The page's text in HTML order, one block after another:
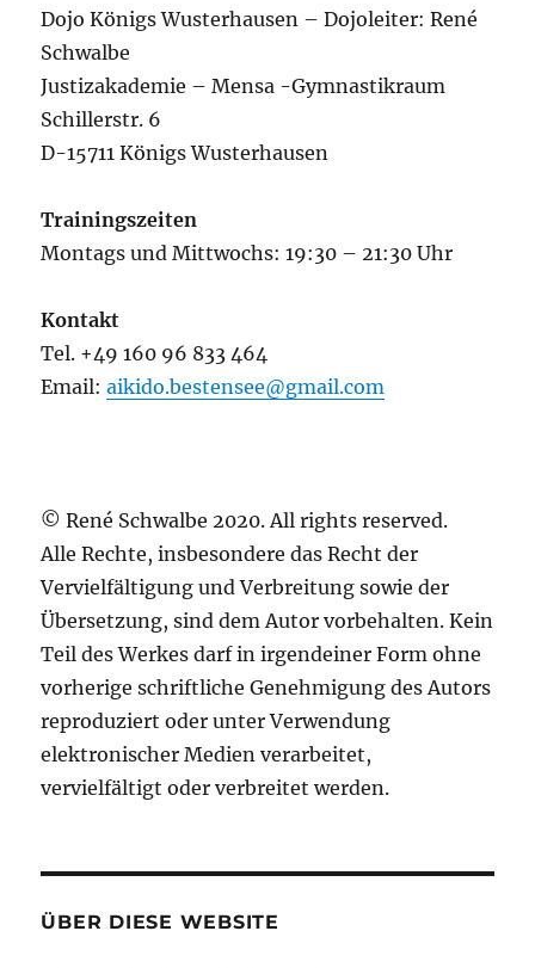
Dojo Königs Wusterhausen – Dojoleiter: René
Schwalbe
Justizakademie – Mensa -Gymnastikraum
Schillerstr. 6
D-15711 Königs Wusterhausen
Trainingszeiten
Montags und Mittwochs: 19:30 – 21:30 Uhr
Kontakt
Tel. +49 160 96 833 464
Email:aikido.bestensee@gmail.com
© René Schwalbe 2020. All rights reserved.
Alle Rechte, insbesondere das Recht der
Vervielfältigung und Verbreitung sowie der
Übersetzung, sind dem Autor vorbehalten. Kein
Teil des Werkes darf in irgendeiner Form ohne
vorherige schriftliche Genehmigung des Autors
reproduziert oder unter Verwendung
elektronischer Medien verarbeitet,
vervielfältigt oder verbreitet werden.
ÜBER DIESE WEBSITE